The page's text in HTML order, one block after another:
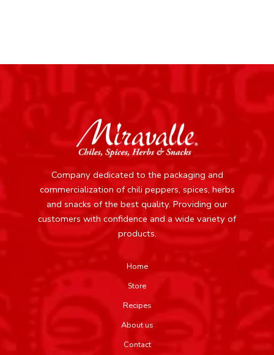
Company dedicated to the packaging and
commercialization of chili peppers, spices, herbs
and snacks of the best quality. Providing our
customers with confidence and a wide variety of
products.
Home
Store
Recipes
About us
Contact